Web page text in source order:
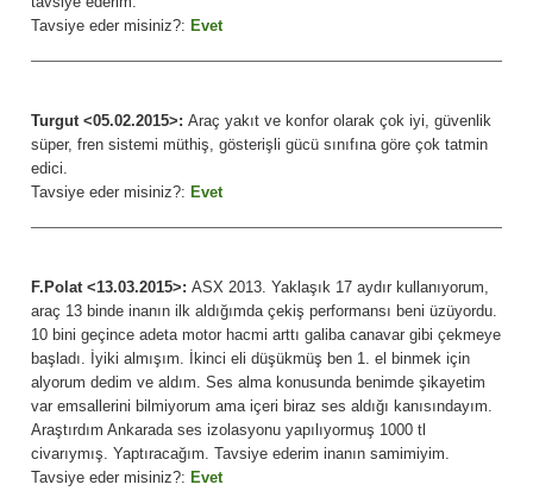
Tavsiye eder misiniz?: Evet
Turgut <05.02.2015>: Araç yakıt ve konfor olarak çok iyi, güvenlik
süper, fren sistemi müthiş, gösterişli gücü sınıfına göre çok tatmin
edici.
Tavsiye eder misiniz?: Evet
F.Polat <13.03.2015>: ASX 2013. Yaklaşık 17 aydır kullanıyorum,
araç 13 binde inanın ilk aldığımda çekiş performansı beni üzüyordu.
10 bini geçince adeta motor hacmi arttı galiba canavar gibi çekmeye
başladı. İyiki almışım. İkinci eli düşükmüş ben 1. el binmek için
alyorum dedim ve aldım. Ses alma konusunda benimde şikayetim
var emsallerini bilmiyorum ama içeri biraz ses aldığı kanısındayım.
Araştırdım Ankarada ses izolasyonu yapılıyormuş 1000 tl
civarıymış. Yaptıracağım. Tavsiye ederim inanın samimiyim.
Tavsiye eder misiniz?: Evet